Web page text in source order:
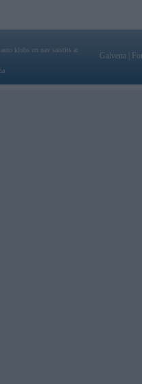
klubs un nav saistīts ar
Galvena